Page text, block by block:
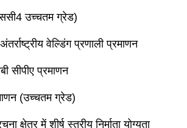
उच्चतम ग्रेड)
वेल्डिंग प्रणाली प्रमाणन
सीपीए प्रमाणन
(उच्चतम ग्रेड)
क्षेत्र में शीर्ष स्तरीय निर्माता योग्यता